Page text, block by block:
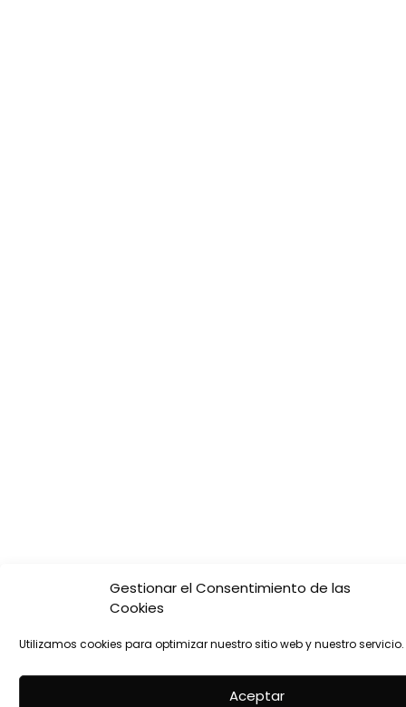
Gestionar el Consentimiento de las
Cookies
Utilizamos cookies para optimizar nuestro sitio web y nuestro servicio.
Aceptar